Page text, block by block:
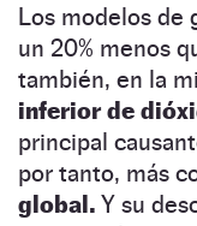
Los modelos de
un 20% menos
también, en la
inferior de
principal
por tanto, más
global. Y su